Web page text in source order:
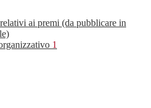
ai premi (da pubblicare in
1